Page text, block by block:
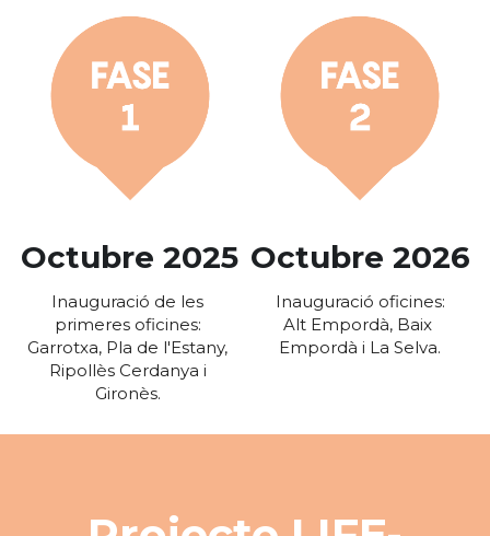
Octubre 2025
Inauguració de les
primeres oficines:
Garrotxa, Pla de l'Estany,
Ripollès Cerdanya i
Gironès.
Octubre 2026
Inauguració oficines:
Alt Empordà, Baix
Empordà i La Selva.